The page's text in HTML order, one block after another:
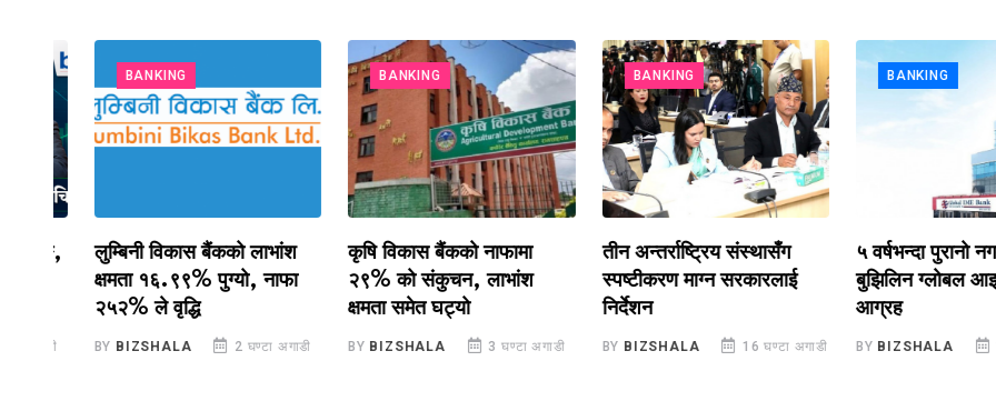
BANKING
लुम्बिनी विकास बैंकको लाभांश
क्षमता १६.९९% पुग्यो, नाफा
२५२% ले वृद्धि
BY BIZSHALA 2 घण्टा अगाडी
BANKING
कृषि विकास बैंकको नाफामा
२९% को संकुचन, लाभांश
क्षमता समेत घट्यो
BY BIZSHALA 3 घण्टा अगाडी
BANKING
तीन अन्तर्राष्ट्रिय संस्थासँग
स्पष्टीकरण माग्न सरकारलाई
निर्देशन
BY BIZSHALA 16 घण्टा अगाडी
BANKING
५ वर्षभन्दा पुरानो नगद
बुझिलिन ग्लोबल आइएमई
आग्रह
BY BIZSHALA 1 दिन